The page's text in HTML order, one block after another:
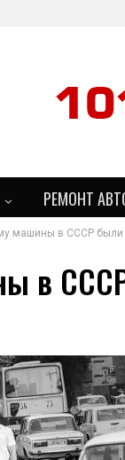
РЕМОНТ
машины в СССР
в